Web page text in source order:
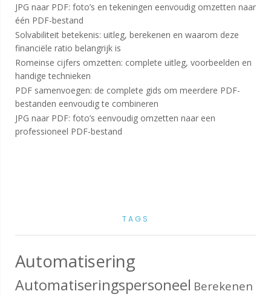
JPG naar PDF: foto’s en tekeningen eenvoudig omzetten naar
één PDF-bestand
Solvabiliteit betekenis: uitleg, berekenen en waarom deze
financiële ratio belangrijk is
Romeinse cijfers omzetten: complete uitleg, voorbeelden en
handige technieken
PDF samenvoegen: de complete gids om meerdere PDF-
bestanden eenvoudig te combineren
JPG naar PDF: foto’s eenvoudig omzetten naar een
professioneel PDF-bestand
TAGS
Automatisering
Automatiseringspersoneel Berekenen